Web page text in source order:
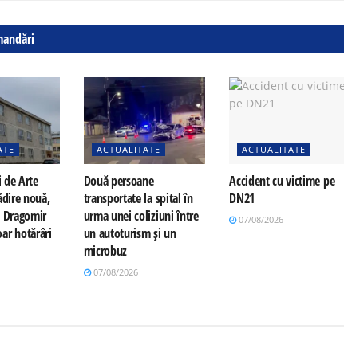
de Arte
nouă,
hotărâri
ACTUALITATE
Două persoane
transportate la spital în
urma unei coliziuni între
un autoturism și un
microbuz
07/08/2026
ACTUALITATE
Accident cu victime pe
DN21
07/08/2026